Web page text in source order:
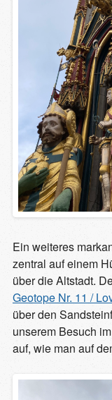
Ein weiteres
zentral auf einem
über die Altstadt.
Geotope Nr. 11 /
über den
unserem Besuch
auf, wie man auf